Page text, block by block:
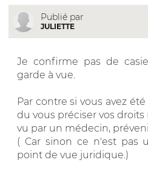
Publié par
JULIETTE
Je confirme pas de
garde à vue.
Par contre si vous avez
du vous préciser vos droits
vu par un médecin,
( Car sinon ce n'est pas
point de vue juridique.)